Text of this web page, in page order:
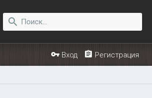
Вход Регистрация